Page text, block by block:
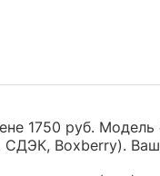
1750 руб.
Boxberry).